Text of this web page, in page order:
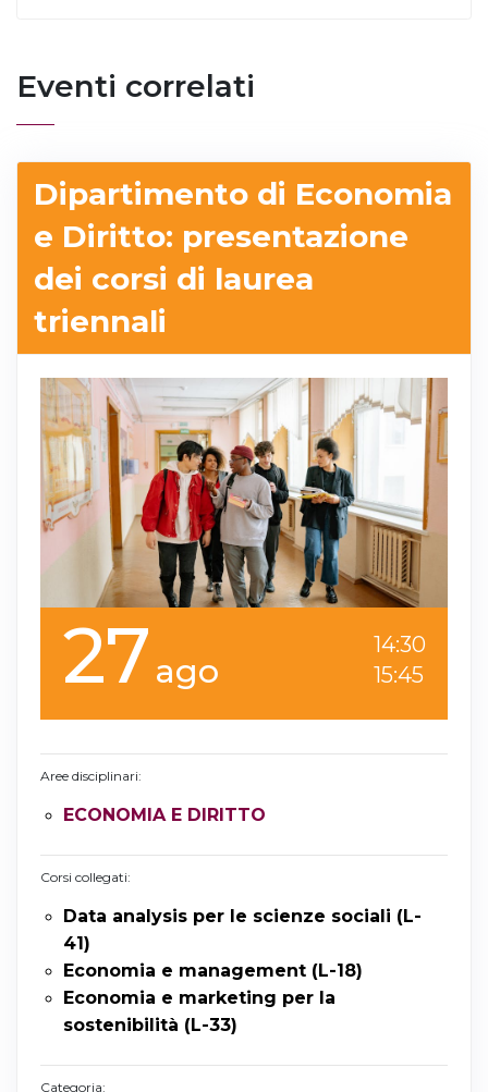
Eventi correlati
Dipartimento di Economia
e Diritto: presentazione
dei corsi di laurea
triennali
27 ago
14:30
15:45
Aree disciplinari:
ECONOMIA E DIRITTO
Corsi collegati:
Data analysis per le scienze sociali (L-
41)
Economia e management (L-18)
Economia e marketing per la
sostenibilità (L-33)
Categoria: